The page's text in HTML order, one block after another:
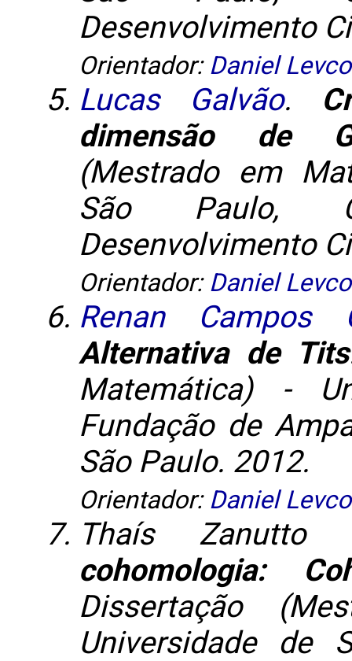
Desenvolvimento
Orientador: Daniel
Lucas Galvão.
dimensão de
(Mestrado em
São Paulo,
Desenvolvimento
Orientador: Daniel
Renan Campos
Alternativa de Tits
Matemática) -
Fundação de
São Paulo. 2012.
Orientador: Daniel
Thaís Zanutto
cohomologia:
Dissertação
Universidade de